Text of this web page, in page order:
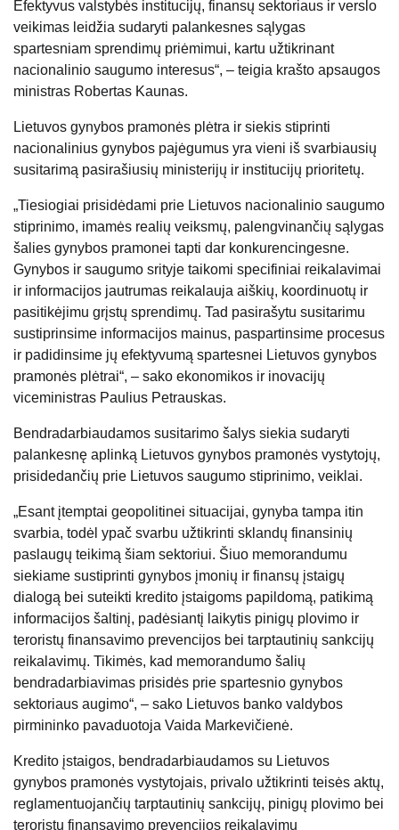
Efektyvus valstybės institucijų, finansų sektoriaus ir verslo
veikimas leidžia sudaryti palankesnes sąlygas
spartesniam sprendimų priėmimui, kartu užtikrinant
nacionalinio saugumo interesus“, – teigia krašto apsaugos
ministras Robertas Kaunas.
Lietuvos gynybos pramonės plėtra ir siekis stiprinti
nacionalinius gynybos pajėgumus yra vieni iš svarbiausių
susitarimą pasirašiusių ministerijų ir institucijų prioritetų.
„Tiesiogiai prisidėdami prie Lietuvos nacionalinio saugumo
stiprinimo, imamės realių veiksmų, palengvinančių sąlygas
šalies gynybos pramonei tapti dar konkurencingesne.
Gynybos ir saugumo srityje taikomi specifiniai reikalavimai
ir informacijos jautrumas reikalauja aiškių, koordinuotų ir
pasitikėjimu grįstų sprendimų. Tad pasirašytu susitarimu
sustiprinsime informacijos mainus, paspartinsime procesus
ir padidinsime jų efektyvumą spartesnei Lietuvos gynybos
pramonės plėtrai“, – sako ekonomikos ir inovacijų
viceministras Paulius Petrauskas.
Bendradarbiaudamos susitarimo šalys siekia sudaryti
palankesnę aplinką Lietuvos gynybos pramonės vystytojų,
prisidedančių prie Lietuvos saugumo stiprinimo, veiklai.
„Esant įtemptai geopolitinei situacijai, gynyba tampa itin
svarbia, todėl ypač svarbu užtikrinti sklandų finansinių
paslaugų teikimą šiam sektoriui. Šiuo memorandumu
siekiame sustiprinti gynybos įmonių ir finansų įstaigų
dialogą bei suteikti kredito įstaigoms papildomą, patikimą
informacijos šaltinį, padėsiantį laikytis pinigų plovimo ir
teroristų finansavimo prevencijos bei tarptautinių sankcijų
reikalavimų. Tikimės, kad memorandumo šalių
bendradarbiavimas prisidės prie spartesnio gynybos
sektoriaus augimo“, – sako Lietuvos banko valdybos
pirmininko pavaduotoja Vaida Markevičienė.
Kredito įstaigos, bendradarbiaudamos su Lietuvos
gynybos pramonės vystytojais, privalo užtikrinti teisės aktų,
reglamentuojančių tarptautinių sankcijų, pinigų plovimo bei
teroristų finansavimo prevencijos reikalavimų